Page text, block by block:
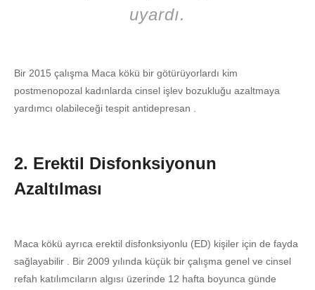
uyardı.
Bir 2015 çalışma Maca kökü bir götürüyorlardı kim
postmenopozal kadınlarda cinsel işlev bozukluğu azaltmaya
yardımcı olabileceği tespit antidepresan .
2. Erektil Disfonksiyonun
Azaltılması
Maca kökü ayrıca erektil disfonksiyonlu (ED) kişiler için de fayda
sağlayabilir . Bir 2009 yılında küçük bir çalışma genel ve cinsel
refah katılımcıların algısı üzerinde 12 hafta boyunca günde